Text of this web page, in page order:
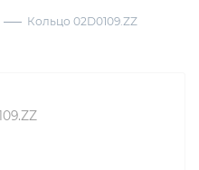
Кольцо 02D0109.ZZ